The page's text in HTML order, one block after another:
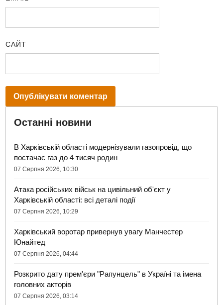
САЙТ
Останні новини
В Харківській області модернізували газопровід, що
постачає газ до 4 тисяч родин
07 Серпня 2026, 10:30
Атака російських військ на цивільний об'єкт у
Харківській області: всі деталі події
07 Серпня 2026, 10:29
Харківський воротар привернув увагу Манчестер
Юнайтед
07 Серпня 2026, 04:44
Розкрито дату прем'єри "Рапунцель" в Україні та імена
головних акторів
07 Серпня 2026, 03:14